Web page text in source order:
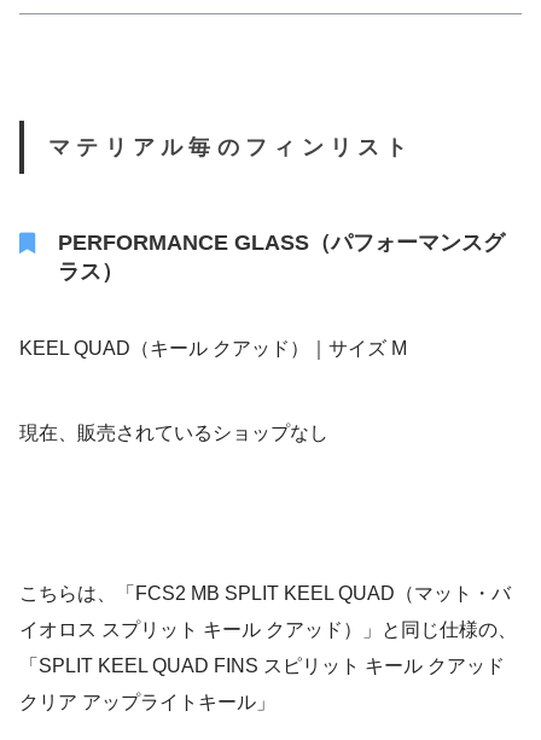
マテリアル毎のフィンリスト
PERFORMANCE GLASS（パフォーマンスグ
ラス）
KEEL QUAD（キール クアッド）｜サイズ M
現在、販売されているショップなし
こちらは、「FCS2 MB SPLIT KEEL QUAD（マット・バ
イオロス スプリット キール クアッド）」と同じ仕様の、
「SPLIT KEEL QUAD FINS スピリット キール クアッド
クリア アップライトキール」